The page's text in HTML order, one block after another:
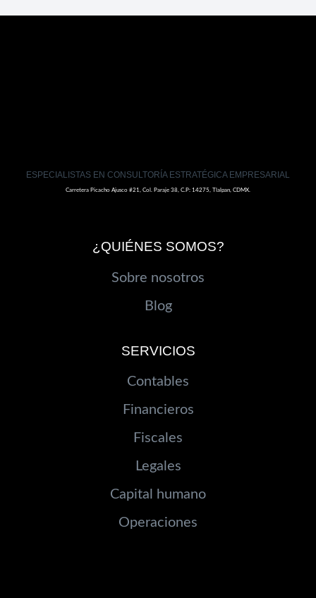
ESPECIALISTAS EN CONSULTORÍA ESTRATÉGICA EMPRESARIAL
Carretera Picacho Ajusco #21, Col. Paraje 38, C.P: 14275, Tlalpan, CDMX.
¿QUIÉNES SOMOS?
Sobre nosotros
Blog
SERVICIOS
Contables
Financieros
Fiscales
Legales
Capital humano
Operaciones